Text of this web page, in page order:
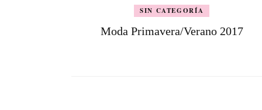
SIN CATEGORÍA
Moda Primavera/Verano 2017